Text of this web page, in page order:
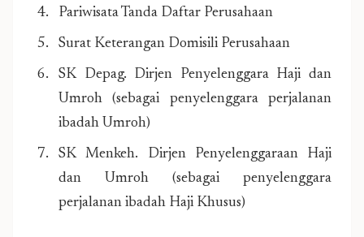
Pariwisata Tanda Daftar Perusahaan
Surat Keterangan Domisili Perusahaan
SK Depag. Dirjen Penyelenggara Haji dan
Umroh (sebagai penyelenggara perjalanan
ibadah Umroh)
SK Menkeh. Dirjen Penyelenggaraan Haji
dan Umroh (sebagai penyelenggara
perjalanan ibadah Haji Khusus)